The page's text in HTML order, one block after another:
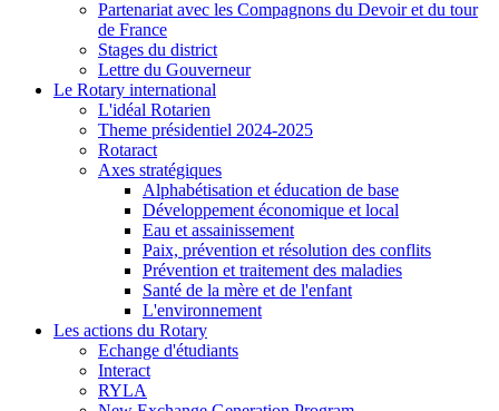
Partenariat avec les Compagnons du Devoir et du tour
de France
Stages du district
Lettre du Gouverneur
Le Rotary international
L'idéal Rotarien
Theme présidentiel 2024-2025
Rotaract
Axes stratégiques
Alphabétisation et éducation de base
Développement économique et local
Eau et assainissement
Paix, prévention et résolution des conflits
Prévention et traitement des maladies
Santé de la mère et de l'enfant
L'environnement
Les actions du Rotary
Echange d'étudiants
Interact
RYLA